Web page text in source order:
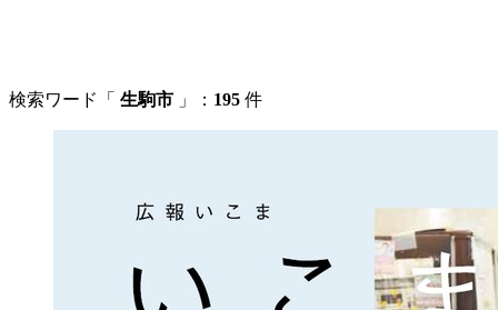
検索ワード「 生駒市 」： 195 件